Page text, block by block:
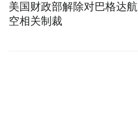
美国财政部解除对巴格达航
空相关制裁